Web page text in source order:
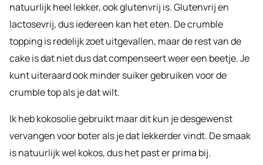
natuurlijk heel lekker, ook glutenvrij is. Glutenvrij en
lactosevrij, dus iedereen kan het eten. De crumble
topping is redelijk zoet uitgevallen, maar de rest van de
cake is dat niet dus dat compenseert weer een beetje. Je
kunt uiteraard ook minder suiker gebruiken voor de
crumble top als je dat wilt.
Ik heb kokosolie gebruikt maar dit kun je desgewenst
vervangen voor boter als je dat lekkerder vindt. De smaak
is natuurlijk wel kokos, dus het past er prima bij.